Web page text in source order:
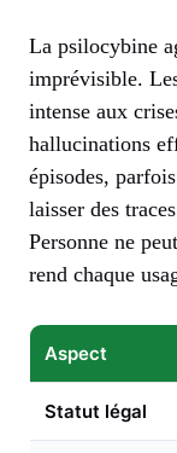
La psilocybine
imprévisible.
intense aux
hallucinations
épisodes,
laisser des
Personne ne
rend chaque
Aspect
Statut légal